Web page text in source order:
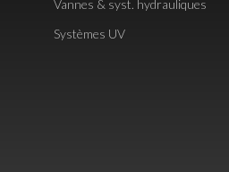
Vannes & syst. hydrauliques
Systèmes UV